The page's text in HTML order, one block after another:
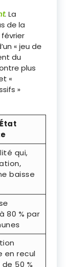
. La
de la
« jeu de
du
plus
«
»
qui,
baisse
80 % par
en recul
50 %